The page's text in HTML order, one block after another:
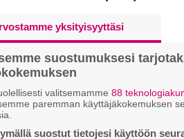
yksityisyyttäsi
suostumuksesi
valitsemamme 88
paremman käyttäjäkokemuksen
suostut tietojesi käyttöön